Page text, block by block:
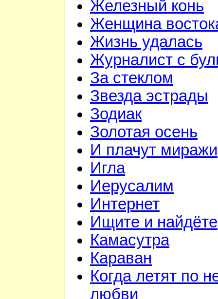
Железный конь
Женщина
Жизнь удалась
Журналист с
За стеклом
Звезда эстрады
Зодиак
Золотая осень
И плачут миражи
Игла
Иерусалим
Интернет
Ищите и найдёте
Камасутра
Караван
Когда летят по
любви